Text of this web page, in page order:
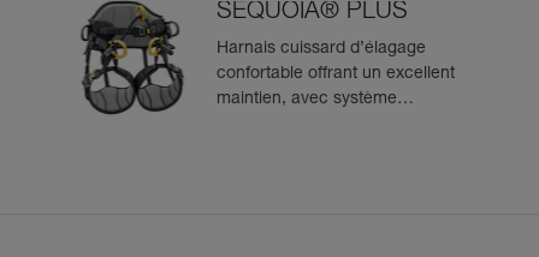
SEQUOIA® PLUS
Harnais cuissard d’élagage
confortable offrant un excellent
maintien, avec système